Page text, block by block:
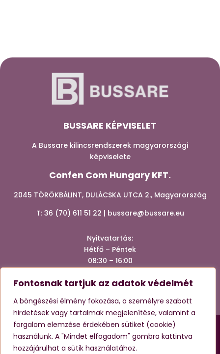
Fontosnak tartjuk az adatok védelmét
A böngészési élmény fokozása, a személyre szabott
hirdetések vagy tartalmak megjelenítése, valamint a
forgalom elemzése érdekében sütiket (cookie)
használunk. A "Mindet elfogadom" gombra kattintva
hozzájárulhat a sütik használatához.
BUSSARE KÉPVISELET
A Bussare kilincsrendszerek magyarországi
képviselete
Confen Com Hungary KFT.
2045 TÖRÖKBÁLINT, DULÁCSKA UTCA 2., Magyarország
T: 36 (70) 611 51 22 | bussare@bussare.eu
Nyitvatartás:
Hétfő – Péntek
08:30 – 16:00

Ez az oldal reCAPTCHA-val védett, és a GoogleAdatvédelmi
irányelveiésSzolgáltatási feltételei